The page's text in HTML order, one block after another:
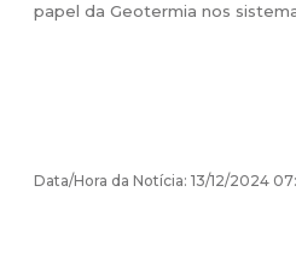
papel da Geotermia nos
Data/Hora da Notícia: 13/12/2024